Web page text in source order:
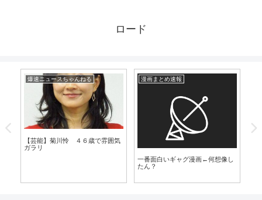
ロード
爆速ニュースちゃんねる
【芸能】菊川怜 ４６歳で雰囲気
ガラリ
漫画まとめ速報
一番面白いギャグ漫画←何想像し
たん？